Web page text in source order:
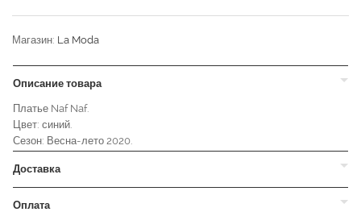
Магазин: La Moda
Описание товара
Платье Naf Naf.
Цвет: синий.
Сезон: Весна-лето 2020.
Доставка
Оплата